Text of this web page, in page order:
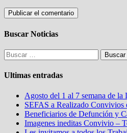
Buscar Noticias
Buscar:
Ultimas entradas
Agosto del 1 al 7 semana de la
SEFAS a Realizado Convivios
Beneficiarios de Defunción y
Imagenes ineditas Convivio –